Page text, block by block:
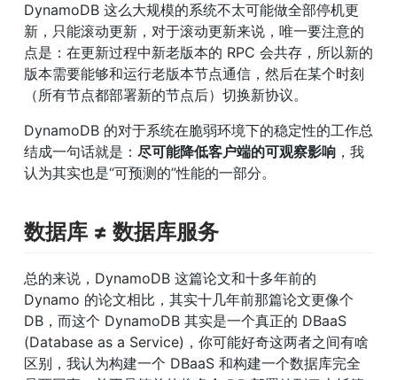
DynamoDB 这么大规模的系统不太可能做全部停机更
新，只能滚动更新，对于滚动更新来说，唯一要注意的
点是：在更新过程中新老版本的 RPC 会共存，所以新的
版本需要能够和运行老版本节点通信，然后在某个时刻
（所有节点都部署新的节点后）切换新协议。
DynamoDB 的对于系统在脆弱环境下的稳定性的工作总
结成一句话就是： 尽可能降低客户端的可观察影响 ，我
认为其实也是“可预测的”性能的一部分。
数据库 ≠ 数据库服务
总的来说，DynamoDB 这篇论文和十多年前的
Dynamo 的论文相比，其实十几年前那篇论文更像个
DB，而这个 DynamoDB 其实是一个真正的 DBaaS
(Database as a Service)，你可能好奇这两者之间有啥
区别，我认为构建一个 DBaaS 和构建一个数据库完全